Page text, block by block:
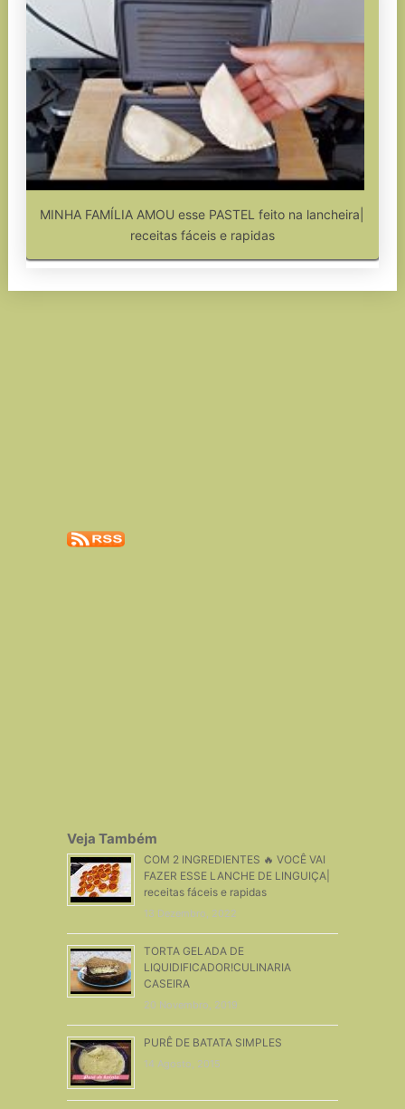
MINHA FAMÍLIA AMOU esse PASTEL feito na lancheira|
receitas fáceis e rapidas
Veja Também
COM 2 INGREDIENTES 🔥 VOCÊ VAI
FAZER ESSE LANCHE DE LINGUIÇA|
receitas fáceis e rapidas
13 Dezembro, 2022
TORTA GELADA DE
LIQUIDIFICADOR!CULINARIA
CASEIRA
20 Novembro, 2019
PURÊ DE BATATA SIMPLES
14 Agosto, 2015